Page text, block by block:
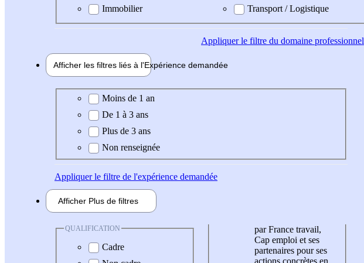
Immobilier
Transport / Logistique
Appliquerle filtre du domaine professionnel
Afficher les filtres liés à l'Expérience demandée
Expérience demandée
Moins de 1 an
De 1 à 3 ans
Plus de 3 ans
Non renseignée
Appliquerle filtre de l'expérience demandée
Afficher Plus de filtres
QUALIFICATION
Cadre
par France travail,
Cap emploi et ses
partenaires pour ses
actions concrètes en